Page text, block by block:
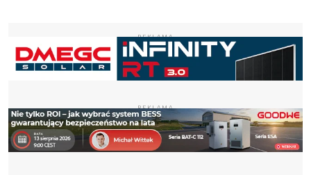
REKLAMA
REKLAMA